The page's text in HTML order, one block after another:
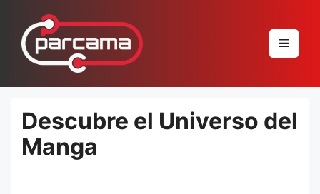
conteúdo
Menu
Descubre el Universo del
Manga